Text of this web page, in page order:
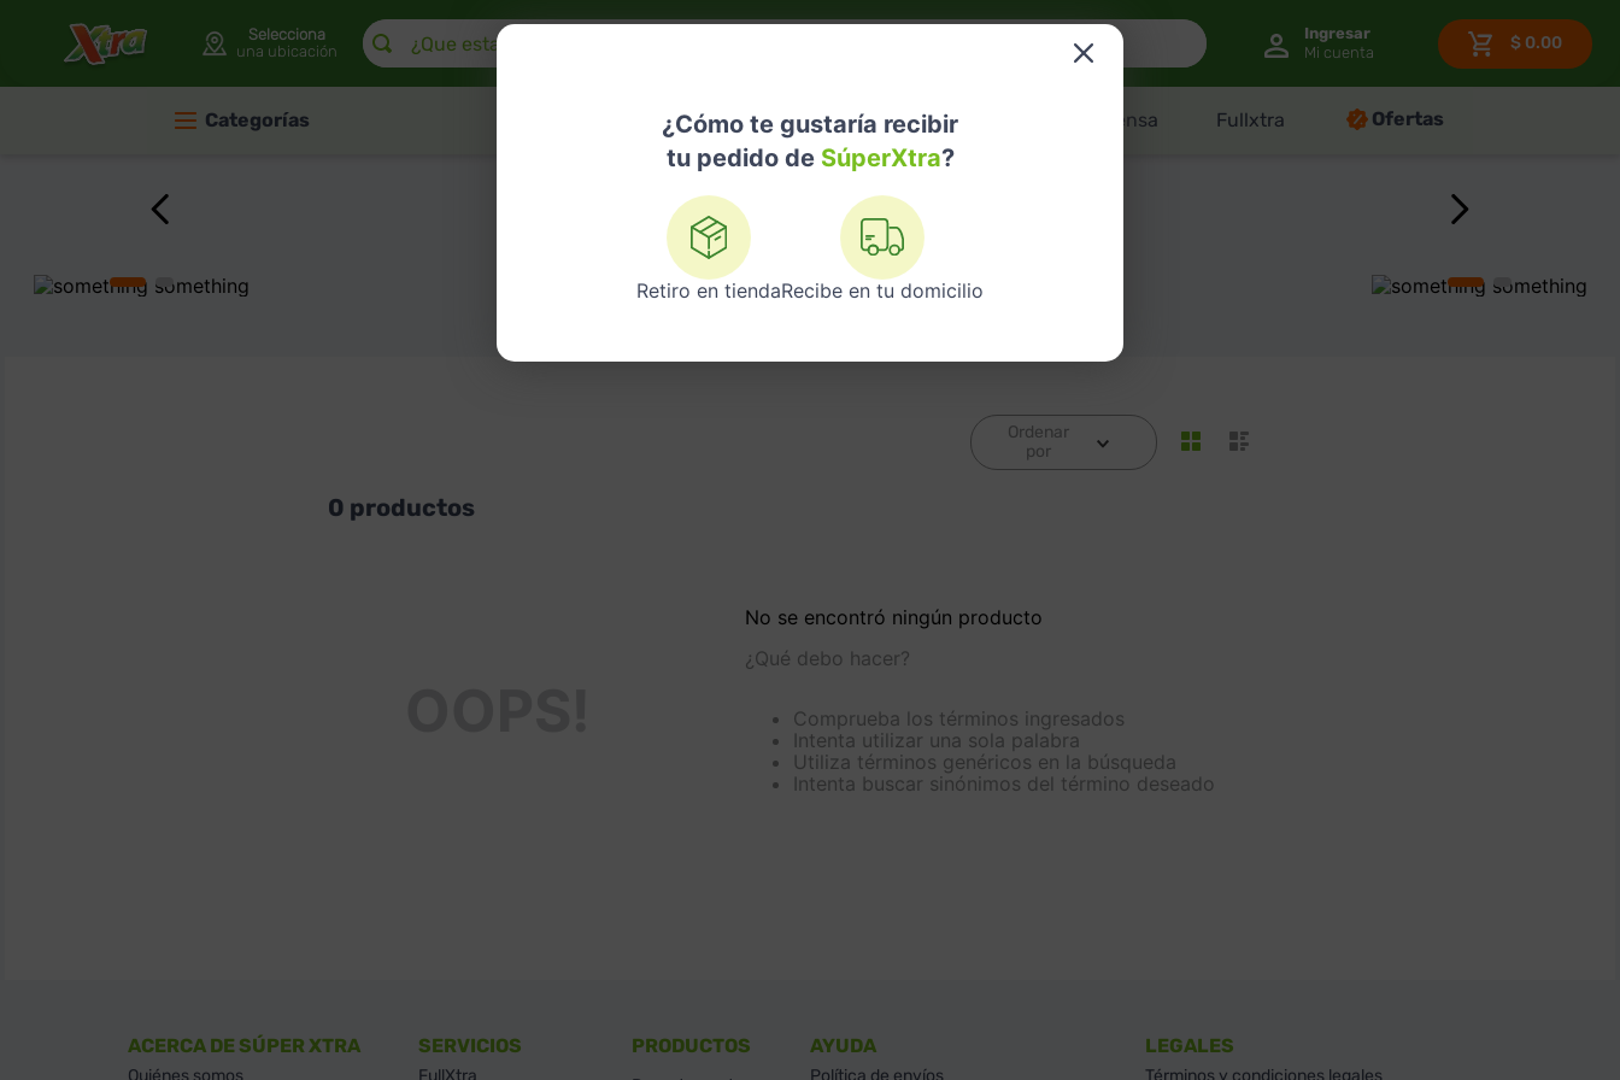
Selecciona
una ubicación
¿Cómo te gustaría recibir
tu pedido de SúperXtra?
Retiro en tiendaRecibe en tu domicilio
¿Que estas buscando?
$ 0.00
Categorías Nuestras Marcas Telemedicina Licores Despensa Fullxtra Ofertas
Ordenar
por
0 productos
No se encontró ningún producto
¿Qué debo hacer?
Comprueba los términos ingresados
Intenta utilizar una sola palabra
Utiliza términos genéricos en la búsqueda
Intenta buscar sinónimos del término deseado
ACERCA DE SÚPER XTRA
Quiénes somos
SERVICIOS
FullXtra
PRODUCTOS AYUDA
Política de envíos
LEGALES
Términos y condiciones legales